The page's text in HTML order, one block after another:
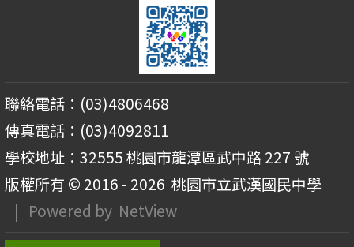
聯絡電話：(03)4806468
傳真電話：(03)4092811
學校地址：32555 桃園市龍潭區武中路 227 號
版權所有 © 2016 - 2026 桃園市立武漢國民中學
| Powered by NetView